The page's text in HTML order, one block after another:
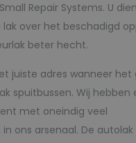
Repair Systems. U
over het beschadigd
beter hecht.
juiste adres wanneer
spuitbussen. Wij hebben
met oneindig veel
ons arsenaal. De